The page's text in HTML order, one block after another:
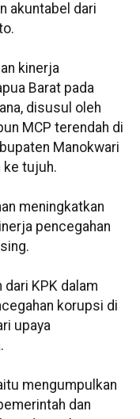
akuntabel dari
kinerja
Barat pada
disusul oleh
MCP terendah di
Manokwari
ke tujuh.
meningkatkan
pencegahan
KPK dalam
korupsi di
upaya
mengumpulkan
dan